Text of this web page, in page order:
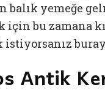
balık yemeğe
için bu zamana
istiyorsanız
Antik